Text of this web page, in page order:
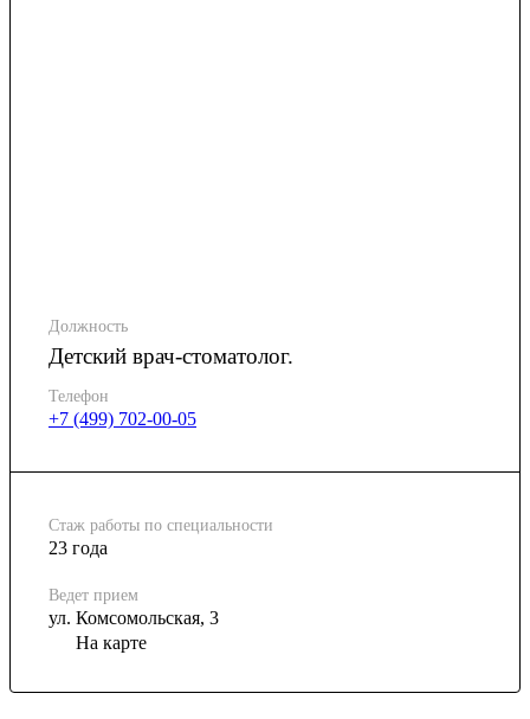
Должность
Детский врач-стоматолог.
Телефон
+7 (499) 702-00-05
Стаж работы по специальности
23 года
Ведет прием
ул. Комсомольская, 3
На карте